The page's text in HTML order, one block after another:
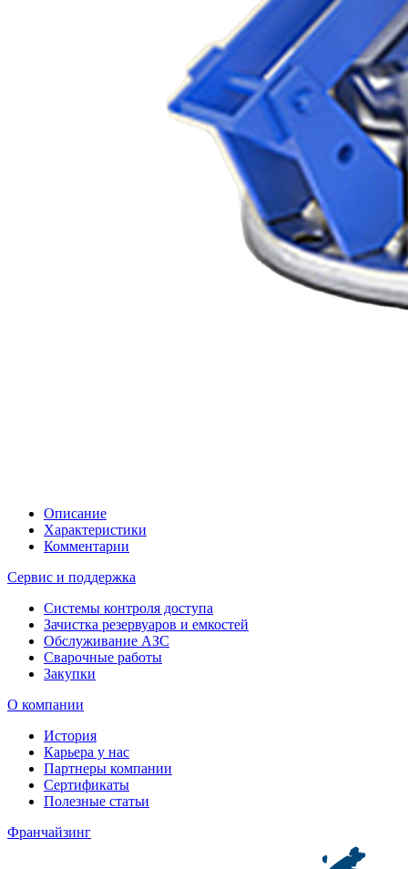
Описание
Характеристики
Комментарии
Сервис и поддержка
Системы контроля доступа
Зачистка резервуаров и емкостей
Обслуживание АЗС
Сварочные работы
Закупки
О компании
История
Карьера у нас
Партнеры компании
Сертификаты
Полезные статьи
Франчайзинг